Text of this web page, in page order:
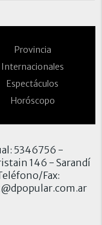
Provincia
Internacionales
Espectáculos
Horóscopo
5346756 -
146 - Sarandí
Fax: